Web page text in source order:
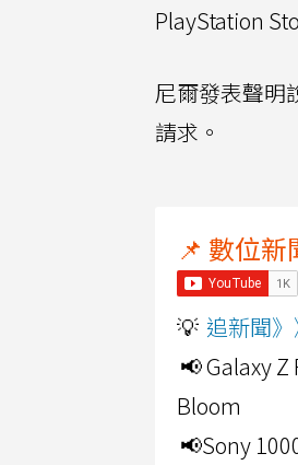
PlayStation
尼爾發表聲明
請求。
📌 數位新
💡 追新聞
📢 Galaxy
Bloom
📢Sony